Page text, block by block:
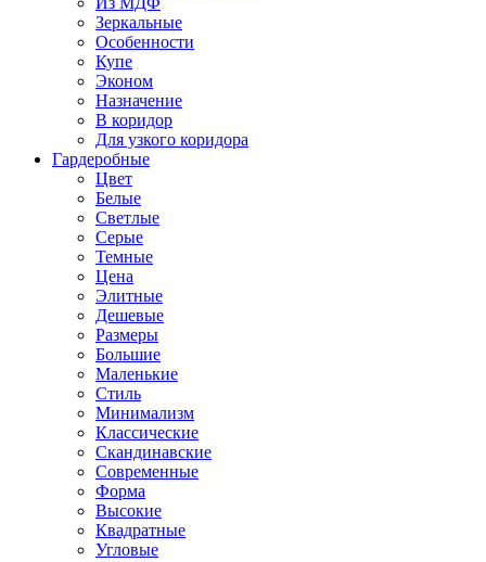
Зеркальные
Особенности
Купе
Эконом
Назначение
В коридор
Для узкого коридора
Гардеробные
Цвет
Белые
Светлые
Серые
Темные
Цена
Элитные
Дешевые
Размеры
Большие
Маленькие
Стиль
Минимализм
Классические
Скандинавские
Современные
Форма
Высокие
Квадратные
Угловые